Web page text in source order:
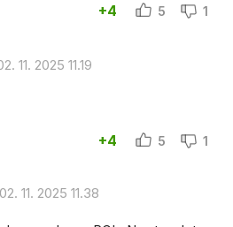
+4 5 1
11. 2025 11.19
+4 5 1
02. 11. 2025 11.38